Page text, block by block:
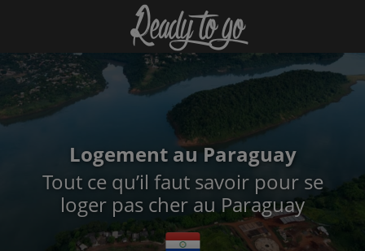
Logement au Paraguay
Tout ce qu’il faut savoir pour se
loger pas cher au Paraguay